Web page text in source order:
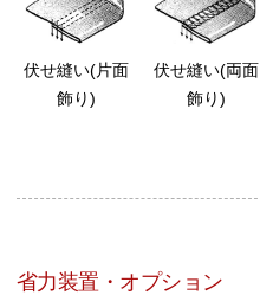
伏せ縫い(片面
飾り)
伏せ縫い(両面
飾り)
省力装置・オプション